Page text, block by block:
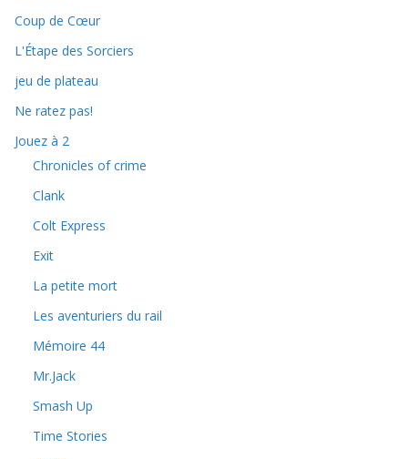
Coup de Cœur
L'Étape des Sorciers
jeu de plateau
Ne ratez pas!
Jouez à 2
Chronicles of crime
Clank
Colt Express
Exit
La petite mort
Les aventuriers du rail
Mémoire 44
Mr.Jack
Smash Up
Time Stories